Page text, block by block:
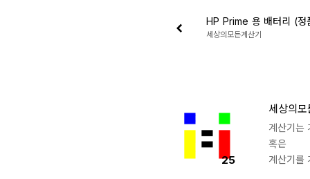
HP Prime 용 배터리 (정
세상의모든계산기
25
세상의
계산기는
혹은
계산기를